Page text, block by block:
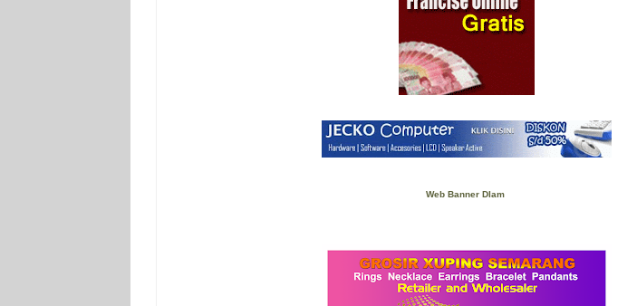
Web Banner DIam